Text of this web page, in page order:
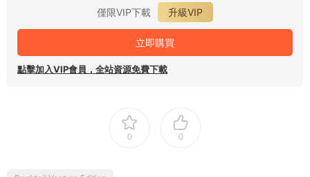
僅限VIP下載
升級VIP
立即購買
點擊加入VIP會員，全站資源免費下載
0 0